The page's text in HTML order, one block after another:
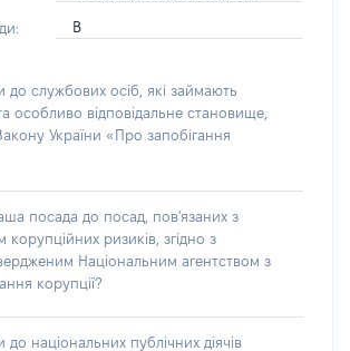
В
до службових осіб, які займають
особливо відповідальне становище,
України «Про запобігання
посада до посад, пов'язаних з
корупційних ризиків, згідно з
Національним агентством з
корупції?
національних публічних діячів